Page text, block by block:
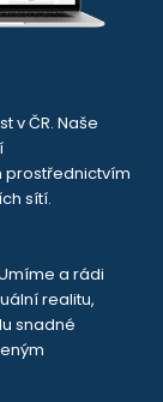
v ČR. Naše
prostřednictvím
sítí.
a rádi
realitu,
snadné